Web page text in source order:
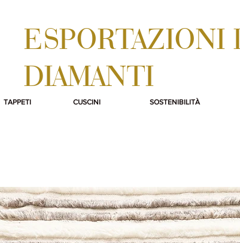
ESPORTAZIONI
DIAMANTI
TAPPETI CUSCINI SOSTENIBILITÀ